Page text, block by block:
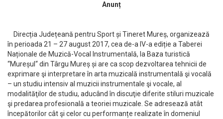
Anunț
Direcția Județeană pentru Sport și Tineret Mureș, organizează
în perioada 21 – 27 august 2017, cea de-a IV-a ediție a Taberei
Naționale de Muzică-Vocal Instrumentală, la Baza turistică
“Mureșul“ din Târgu Mureș și are ca scop dezvoltarea tehnicii de
exprimare şi interpretare în arta muzicală instrumentală şi vocală
– un studiu intensiv al muzicii instrumentale şi vocale, al
modalităţilor de studiu, aducând în discuţie diferite stiluri muzicale
şi predarea profesională a teoriei muzicale. Se adresează atât
începătorilor cât şi celor cu performanțe realizate în domeniul